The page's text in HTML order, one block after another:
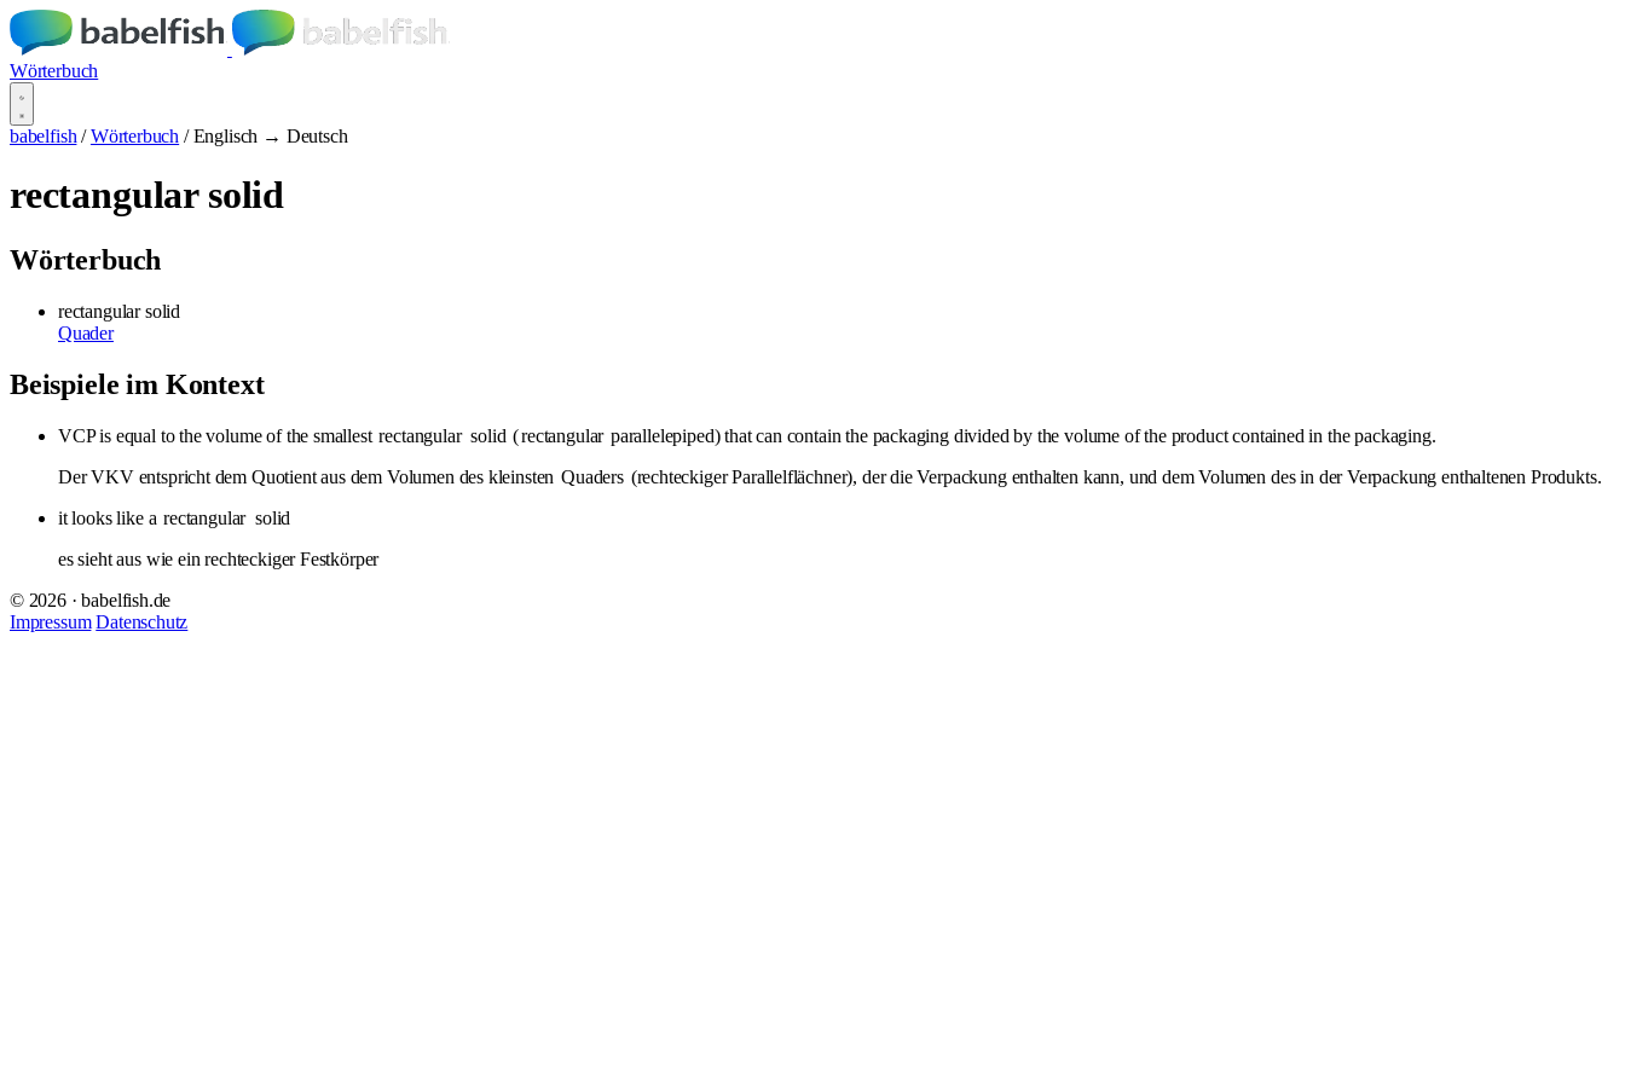
Wörterbuch
babelfish / Wörterbuch / Englisch → Deutsch
rectangular solid
Wörterbuch
rectangular solid
Quader
Beispiele im Kontext
VCP is equal to the volume of the smallest rectangular solid (rectangular parallelepiped) that can contain the packaging divided by the volume of the product contained in the packaging.
Der VKV entspricht dem Quotient aus dem Volumen des kleinsten Quaders (rechteckiger Parallelflächner), der die Verpackung enthalten kann, und dem Volumen des in der Verpackung enthaltenen Produkts.
it looks like a rectangular solid
es sieht aus wie ein rechteckiger Festkörper
© 2026 · babelfish.de
Impressum Datenschutz